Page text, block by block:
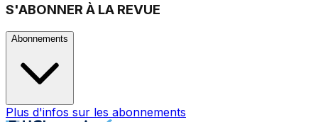
S'ABONNER À LA REVUE
Abonnements
Plus d'infos sur les abonnements